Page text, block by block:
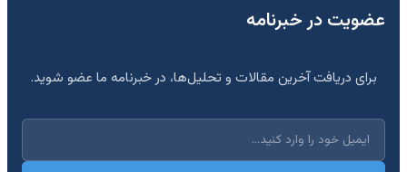
عضویت در خبرنامه
برای دریافت آخرین مقالات و تحلیل‌ها، در خبرنامه ما عضو شوید.